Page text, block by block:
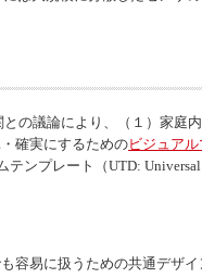
の議論により、（１）家庭
確実にするためのビジュア
テンプレート（UTD:
容易に扱うための共通デザ